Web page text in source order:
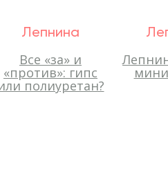
Лепнина
Все «за» и
«против»: гипс
полиуретан?